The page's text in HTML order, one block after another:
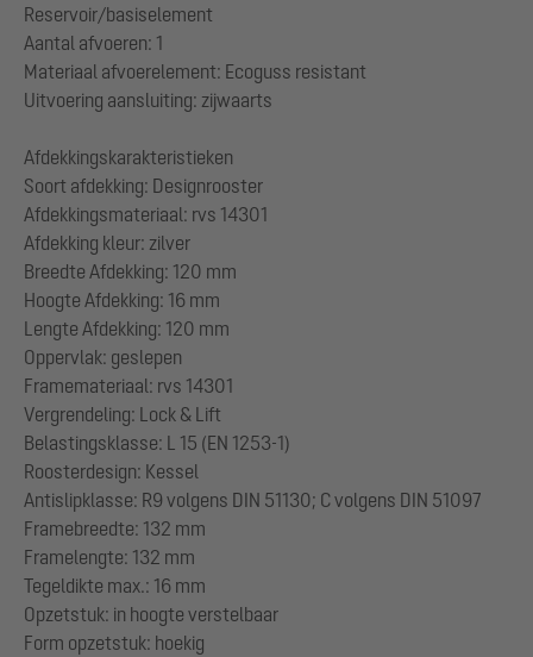
Reservoir/basiselement
Aantal afvoeren: 1
Materiaal afvoerelement: Ecoguss resistant
Uitvoering aansluiting: zijwaarts
Afdekkingskarakteristieken
Soort afdekking: Designrooster
Afdekkingsmateriaal: rvs 14301
Afdekking kleur: zilver
Breedte Afdekking: 120 mm
Hoogte Afdekking: 16 mm
Lengte Afdekking: 120 mm
Oppervlak: geslepen
Framemateriaal: rvs 14301
Vergrendeling: Lock & Lift
Belastingsklasse: L 15 (EN 1253-1)
Roosterdesign: Kessel
Antislipklasse: R9 volgens DIN 51130; C volgens DIN 51097
Framebreedte: 132 mm
Framelengte: 132 mm
Tegeldikte max.: 16 mm
Opzetstuk: in hoogte verstelbaar
Form opzetstuk: hoekig